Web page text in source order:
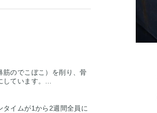
筋のでこぼこ）を削り、骨
ています。
タイムが1から2週間全員に